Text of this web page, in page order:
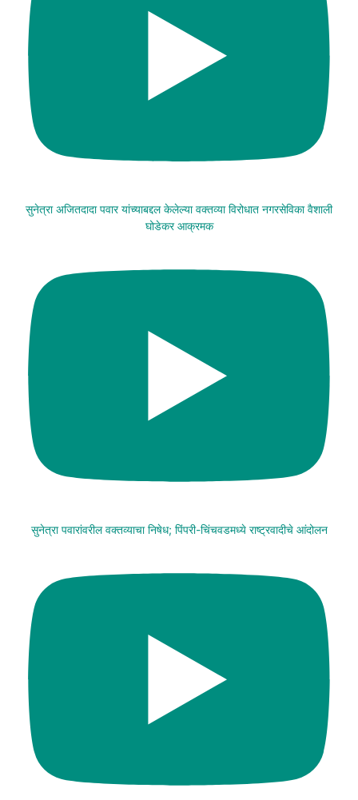
सुनेत्रा अजितदादा पवार यांच्याबद्दल केलेल्या वक्तव्या विरोधात नगरसेविका वैशाली
घोडेकर आक्रमक
सुनेत्रा पवारांवरील वक्तव्याचा निषेध; पिंपरी-चिंचवडमध्ये राष्ट्रवादीचे आंदोलन